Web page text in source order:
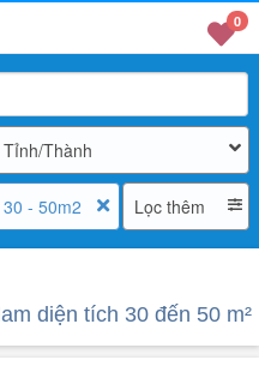
0
Tỉnh/Thành
30 - 50m2 Lọc thêm
diện tích 30 đến 50 m²